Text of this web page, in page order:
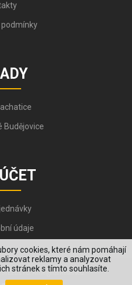
cookies, které nám pomáhají
reklamy a analyzovat
stránek s tímto souhlasíte.
Budějovice
údaje
s.r.o. All Rights Reserved.